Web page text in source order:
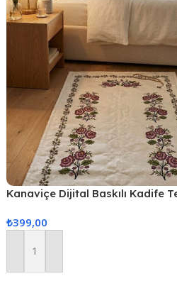
Kanaviçe Dijital Baskılı Kadife
₺399,00
Sepete Ekle